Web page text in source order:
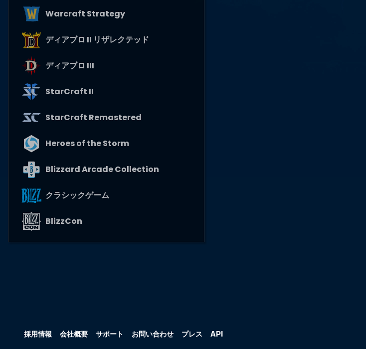
Warcraft Strategy
ディアブロ II リザレクテッド
ディアブロ III
StarCraft II
StarCraft Remastered
Heroes of the Storm
Blizzard Arcade Collection
クラシックゲーム
BlizzCon